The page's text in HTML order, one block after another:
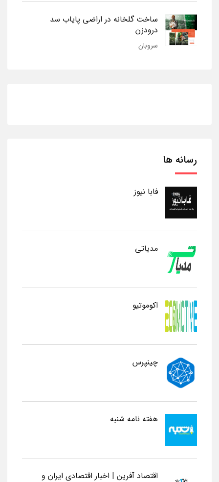
ساخت گلخانه در اراضی پایاب سد
درودزن
سروبان
رسانه ها
فابا نیوز
مدیاتی
اکوموتیو
چینپرس
هفته نامه شنبه
اقتصاد آفرین | اخبار اقتصادی ایران و